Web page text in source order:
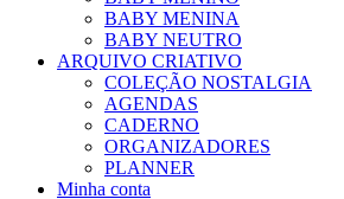
BABY MENINA
BABY NEUTRO
ARQUIVO CRIATIVO
COLEÇÃO NOSTALGIA
AGENDAS
CADERNO
ORGANIZADORES
PLANNER
Minha conta